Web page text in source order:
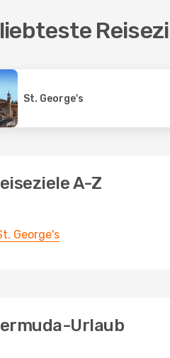
St. George's
A-Z
George's
Urlaub